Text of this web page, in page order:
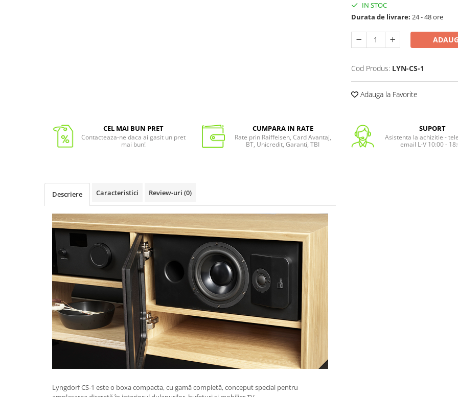
IN STOC
Durata de livrare: 24 - 48 ore
Cod Produs: LYN-CS-1
Adauga la Favorite
CEL MAI BUN PRET
Contacteaza-ne daca ai gasit un pret
mai bun!
CUMPARA IN RATE
Rate prin Raiffeisen, Card Avantaj,
BT, Unicredit, Garanti, TBI
SUPORT
Asistenta la achizitie -
email L-V 10:00 -
Descriere Caracteristici Review-uri (0)
Lyngdorf CS-1 este o boxa compacta, cu gamă completă, conceput special pentru